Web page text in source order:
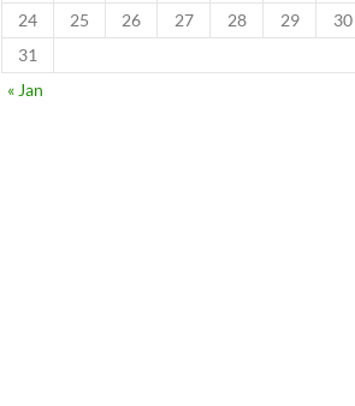
24
25 26 27 28 29
30
31
« Jan